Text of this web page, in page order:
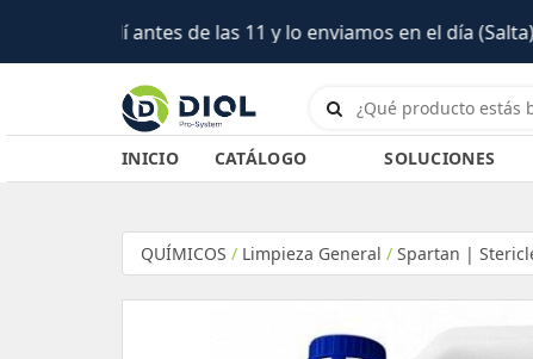
INICIO CATÁLOGO SOLUCIONES
QUÍMICOS / Limpieza General / Spartan |